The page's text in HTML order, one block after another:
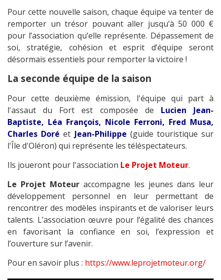
Pour cette nouvelle saison, chaque équipe va tenter de
remporter un trésor pouvant aller jusqu’à 50 000 €
pour l’association qu’elle représente. Dépassement de
soi, stratégie, cohésion et esprit d’équipe seront
désormais essentiels pour remporter la victoire !
La seconde équipe de la saison
Pour cette deuxième émission, l'équipe qui part à
l'assaut du Fort est composée de Lucien Jean-
Baptiste, Léa François, Nicole Ferroni, Fred Musa,
Charles Doré et Jean-Philippe (guide touristique sur
l'Île d'Oléron) qui représente les téléspectateurs.
Ils joueront pour l'association Le Projet Moteur.
Le Projet Moteur accompagne les jeunes dans leur
développement personnel en leur permettant de
rencontrer des modèles inspirants et de valoriser leurs
talents. L’association œuvre pour l’égalité des chances
en favorisant la confiance en soi, l’expression et
l’ouverture sur l’avenir.
Pour en savoir plus : https://www.leprojetmoteur.org/